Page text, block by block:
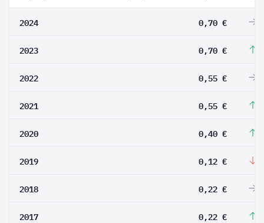
2024 0,70 €
2023 0,70 €
2022 0,55 €
2021 0,55 €
2020 0,40 €
2019 0,12 €
2018 0,22 €
2017 0,22 €